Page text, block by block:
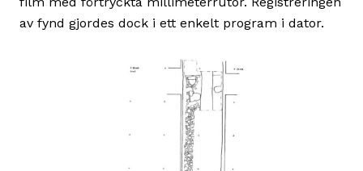
av fynd gjordes dock i ett enkelt program i dator.